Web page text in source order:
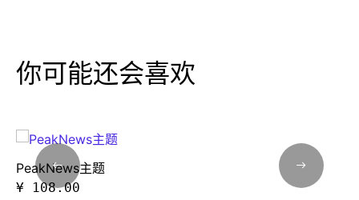
你可能还会喜欢
PeakNews主题
¥ 108.00